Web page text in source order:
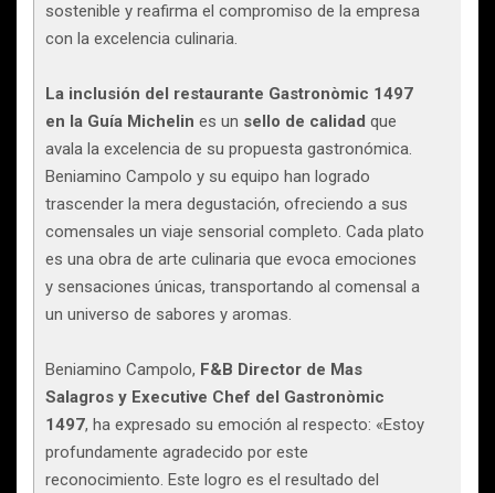
sostenible y reafirma el compromiso de la empresa
con la excelencia culinaria.
La inclusión del restaurante Gastronòmic 1497
en la Guía Michelin es un sello de calidad que
avala la excelencia de su propuesta gastronómica.
Beniamino Campolo y su equipo han logrado
trascender la mera degustación, ofreciendo a sus
comensales un viaje sensorial completo. Cada plato
es una obra de arte culinaria que evoca emociones
y sensaciones únicas, transportando al comensal a
un universo de sabores y aromas.
Beniamino Campolo, F&B Director de Mas
Salagros y Executive Chef del Gastronòmic
1497, ha expresado su emoción al respecto: «Estoy
profundamente agradecido por este
reconocimiento. Este logro es el resultado del